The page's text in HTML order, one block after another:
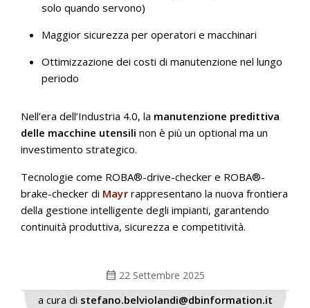
solo quando servono)
Maggior sicurezza per operatori e macchinari
Ottimizzazione dei costi di manutenzione nel lungo
periodo
Nell’era dell’Industria 4.0, la manutenzione predittiva
delle macchine utensili non è più un optional ma un
investimento strategico.
Tecnologie come ROBA®-drive-checker e ROBA®-
brake-checker di Mayrrappresentano la nuova frontiera
della gestione intelligente degli impianti, garantendo
continuità produttiva, sicurezza e competitività.
calendar_month 22 Settembre 2025
a cura di stefano.belviolandi@dbinformation.it